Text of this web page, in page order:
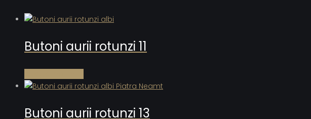
Butoni aurii rotunzi 11
Butoni aurii rotunzi 13